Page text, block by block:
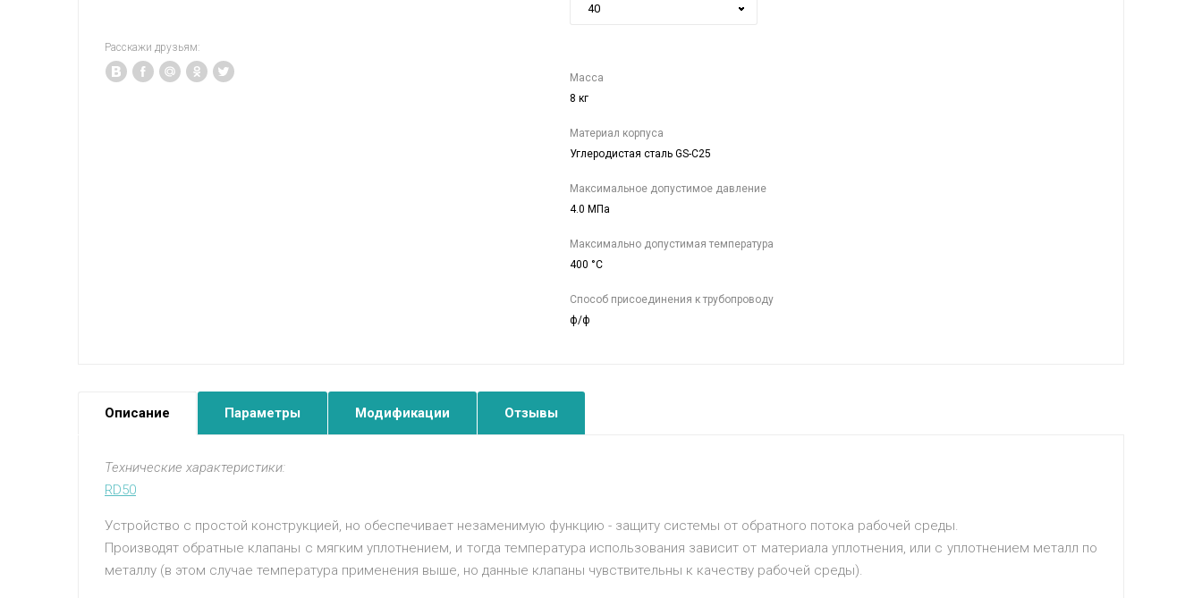
Расскажи друзьям:
40
Масса
8 кг
Материал корпуса
Углеродистая сталь GS-C25
Максимальное допустимое давление
4.0 МПа
Максимально допустимая температура
400 °C
Способ присоединения к трубопроводу
ф/ф
Описание Параметры Модификации Отзывы
Технические характеристики:
RD50
Устройство с простой конструкцией, но обеспечивает незаменимую функцию - защиту системы от обратного потока рабочей среды.
Производят обратные клапаны с мягким уплотнением, и тогда температура использования зависит от материала уплотнения, или с уплотнением металл по
металлу (в этом случае температура применения выше, но данные клапаны чувствительны к качеству рабочей среды).